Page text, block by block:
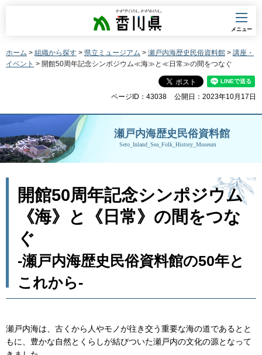
香川県
メニュー
ホーム > 組織から探す > 県立ミュージアム > 瀬戸内海歴史民俗資料館 > 講座・
イベント > 開館50周年記念シンポジウム≪海≫と≪日常≫の間をつなぐ
ページID：43038 公開日：2023年10月17日
瀬戸内海歴史民俗資料館
Seto_Inland_Sea_Folk_History_Museum
開館50周年記念シンポジウム
《海》と《日常》の間をつな
ぐ
-瀬戸内海歴史民俗資料館の50年と
これから-
瀬戸内海は、古くから人やモノが往き交う重要な海の道であるとと
もに、豊かな自然とくらしが結びついた瀬戸内の文化の源となって